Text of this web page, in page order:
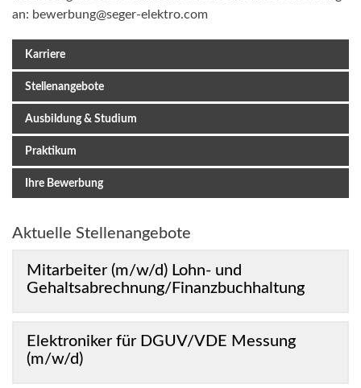
an: bewerbung@seger-elektro.com
Karriere
Stellenangebote
Ausbildung & Studium
Praktikum
Ihre Bewerbung
Aktuelle Stellenangebote
Mitarbeiter (m/w/d) Lohn- und
Gehaltsabrechnung/Finanzbuchhaltung
Elektroniker für DGUV/VDE Messung
(m/w/d)